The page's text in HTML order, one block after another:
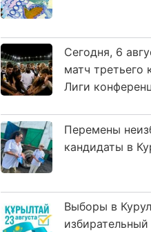
Сегодня, 6
матч третьего
Лиги
Перемены
кандидаты в
Выборы в